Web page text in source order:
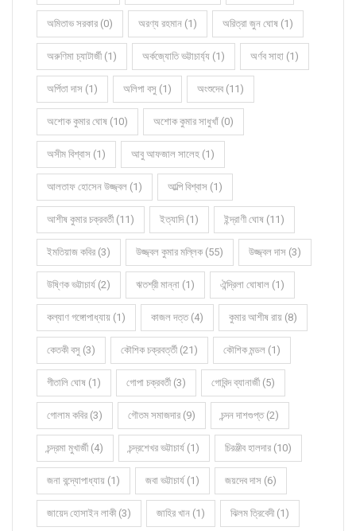
অমিতাভ সরকার (0) অরণ্য রহমান (1) অরিত্রা জুন ঘোষ (1)
অরুণিমা চ্যাটার্জী (1) অর্কজ্যোতি ভট্টাচার্য্য (1) অর্ণব সাহা (1)
অর্পিতা দাস (1) অলিপা বসু (1) অংশুদেব (11)
অশোক কুমার ঘোষ (10) অশোক কুমার সাধুখাঁ (0)
অসীম বিশ্বাস (1) আবু আফজাল সালেহ (1)
আলতাফ হোসেন উজ্জ্বল (1) আল্পি বিশ্বাস (1)
আশীষ কুমার চক্রবর্তী (11) ইত্যাদি (1) ইন্দ্রাণী ঘোষ (11)
ইমতিয়াজ কবির (3) উজ্জ্বল কুমার মল্লিক (55) উজ্জ্বল দাস (3)
উষ্ণিক ভট্টাচার্য (2) ঋতশ্রী মান্না (1) ঐন্দ্রিলা ঘোষাল (1)
কল্যাণ গঙ্গোপাধ্যায় (1) কাজল দত্ত (4) কুমার আশীষ রায় (8)
কেতকী বসু (3) কৌশিক চক্রবর্ত্তী (21) কৌশিক মন্ডল (1)
গীতালি ঘোষ (1) গোপা চক্রবর্তী (3) গোবিন্দ ব্যানার্জী (5)
গোলাম কবির (3) গৌতম সমাজদার (9) চন্দন দাশগুপ্ত (2)
চন্দ্রমা মুখার্জী (4) চন্দ্রশেখর ভট্টাচার্য (1) চিরঞ্জীব হালদার (10)
জনা বন্দ্যোপাধ্যায় (1) জবা ভট্টাচার্য (1) জয়দেব দাস (6)
জায়েদ হোসাইন লাকী (3) জাহির খান (1) ঝিলম ত্রিবেদী (1)